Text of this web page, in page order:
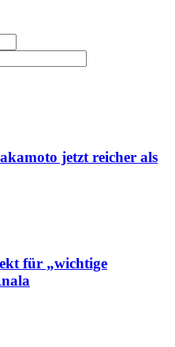
jetzt reicher als
für „wichtige